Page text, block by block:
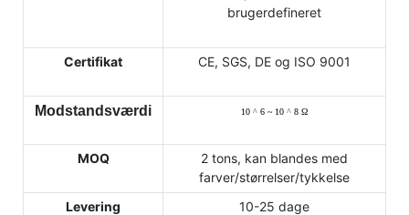
brugerdefineret
Certifikat CE, SGS, DE og ISO 9001
Modstandsværdi 10 ^ 6 ~ 10 ^ 8 Ω
MOQ
2 tons, kan blandes med
farver/størrelser/tykkelse
Levering
10-25 dage